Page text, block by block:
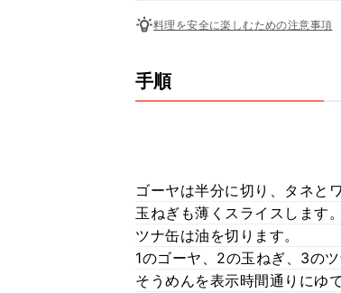
料理を安全に楽しむための注意事項
手順
ゴーヤは半分に切り、タネと
玉ねぎも薄くスライスします
ツナ缶は油を切ります。
1のゴーヤ、2の玉ねぎ、3の
そうめんを表示時間通りにゆ